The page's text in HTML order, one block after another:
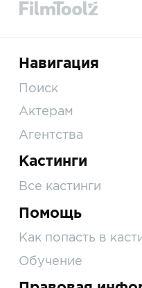
Навигация
Поиск
Актерам
Агентства
Кастинги
Все кастинги
Помощь
Как попасть в
Обучение